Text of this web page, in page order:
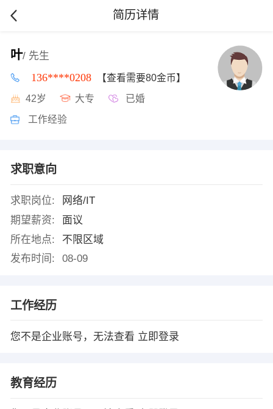
简历详情
叶/ 先生
136****0208 【查看需要80金币】
42岁 大专 已婚
工作经验
求职意向
求职岗位:
网络/IT
期望薪资:
面议
所在地点:
不限区域
发布时间:
08-09
工作经历
您不是企业账号，无法查看 立即登录
教育经历